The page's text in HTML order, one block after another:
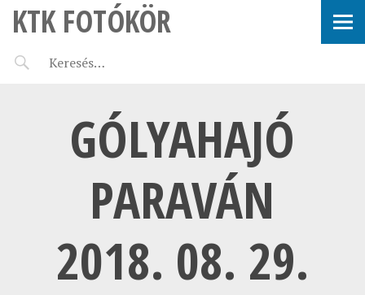
KTK FOTÓKÖR
GÓLYAHAJÓ
PARAVÁN
2018. 08. 29.